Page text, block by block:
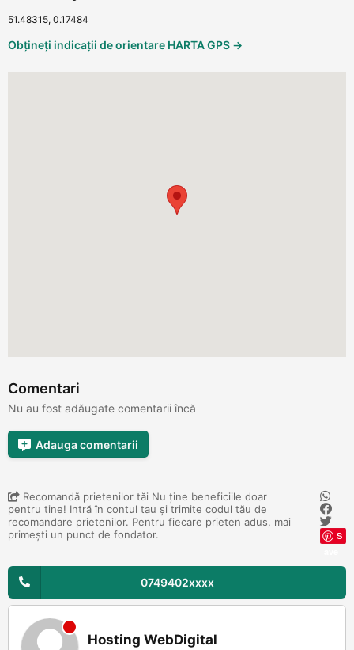
51.48315, 0.17484
Obțineți indicații de orientare HARTA GPS →
Comentari
Nu au fost adăugate comentarii încă
Adauga comentarii
Recomandă prietenilor tăi Nu ține beneficiile doar
pentru tine! Intră în contul tau și trimite codul tău de
recomandare prietenilor. Pentru fiecare prieten adus, mai
primești un punct de fondator.
S
0749402xxxx
Hosting WebDigital